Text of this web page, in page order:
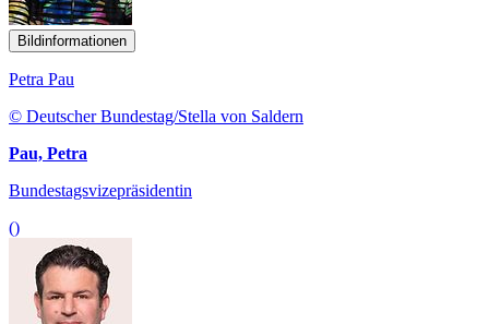
Bildinformationen
Petra Pau
© Deutscher Bundestag/Stella von Saldern
Pau, Petra
Bundestagsvizepräsidentin
()